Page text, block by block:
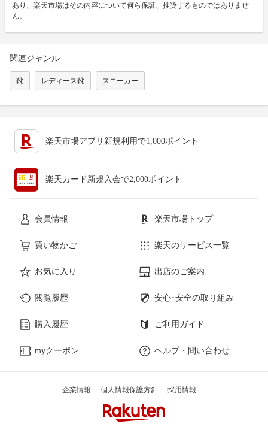
あり、楽天市場はその内容について何ら保証、推奨するものではありませ
ん。
関連ジャンル
靴 レディース靴 スニーカー
楽天市場アプリ新規利用で1,000ポイント
楽天カード新規入会で2,000ポイント
会員情報 楽天市場トップ
買い物かご 楽天のサービス一覧
お気に入り 出店のご案内
閲覧履歴 安心･安全の取り組み
購入履歴 ご利用ガイド
myクーポン ヘルプ・問い合わせ
企業情報 個人情報保護方針 採用情報